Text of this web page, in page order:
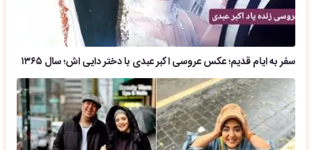
سفر به ایام قدیم؛ عکس عروسی اکبر عبدی با دختر دایی اش؛ سال ۱۳۶۵